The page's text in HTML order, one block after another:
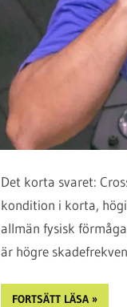
Det korta svaret:
kondition i korta,
allmän fysisk
är högre
FORTSÄTT LÄSA